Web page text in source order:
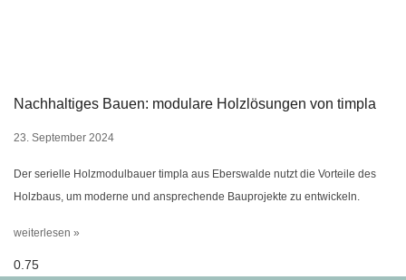
Nachhaltiges Bauen: modulare Holzlösungen von timpla
23. September 2024
Der serielle Holzmodulbauer timpla aus Eberswalde nutzt die Vorteile des
Holzbaus, um moderne und ansprechende Bauprojekte zu entwickeln.
weiterlesen »